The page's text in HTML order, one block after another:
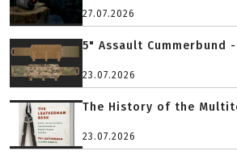
27.07.2026
5" Assault Cummerbund
23.07.2026
The History of the
23.07.2026